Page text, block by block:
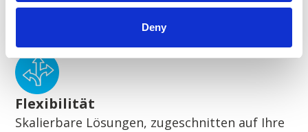
Deny
Wegweisende nachhaltige Lösungen
Flexibilität
Skalierbare Lösungen, zugeschnitten auf Ihre